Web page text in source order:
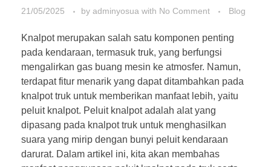
21/05/2025 by adminyosua with No Comment Blog
Knalpot merupakan salah satu komponen penting
pada kendaraan, termasuk truk, yang berfungsi
mengalirkan gas buang mesin ke atmosfer. Namun,
terdapat fitur menarik yang dapat ditambahkan pada
knalpot truk untuk memberikan manfaat lebih, yaitu
peluit knalpot. Peluit knalpot adalah alat yang
dipasang pada knalpot truk untuk menghasilkan
suara yang mirip dengan bunyi peluit kendaraan
darurat. Dalam artikel ini, kita akan membahas